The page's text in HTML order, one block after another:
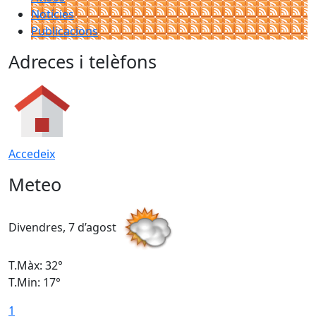
Notícies
Publicacions
Adreces i telèfons
Accedeix
Meteo
Divendres, 7 d’agost
T.Màx: 32°
T.Min: 17°
1